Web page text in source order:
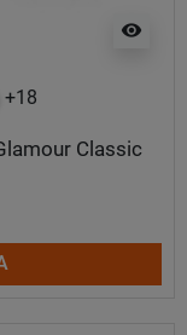
visibility
+18
Classic